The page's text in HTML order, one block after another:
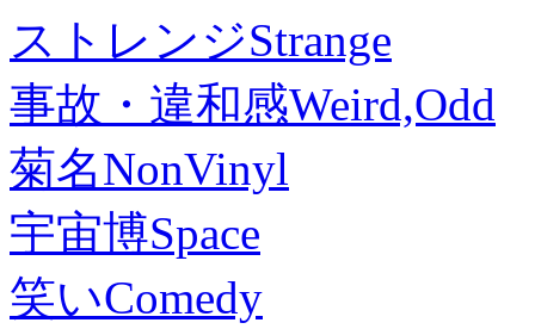
ストレンジStrange
事故・違和感Weird,Odd
菊名NonVinyl
宇宙博Space
笑いComedy